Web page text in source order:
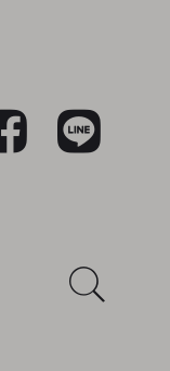
LINE